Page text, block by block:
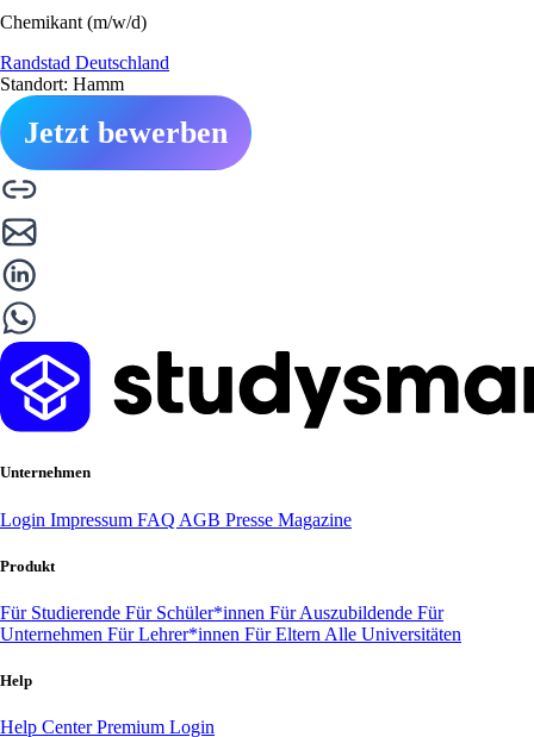
Chemikant (m/w/d)
Randstad Deutschland
Standort: Hamm
Jetzt bewerben
Unternehmen
Login Impressum FAQ AGB Presse Magazine
Produkt
Für Studierende Für Schüler*innen Für Auszubildende Für
Unternehmen Für Lehrer*innen Für Eltern Alle Universitäten
Help
Help CenterPremium Login